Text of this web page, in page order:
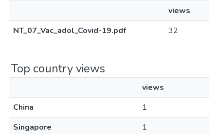
views
NT_07_Vac_adol_Covid-19.pdf
32
Top country views
views
China
1
Singapore
1